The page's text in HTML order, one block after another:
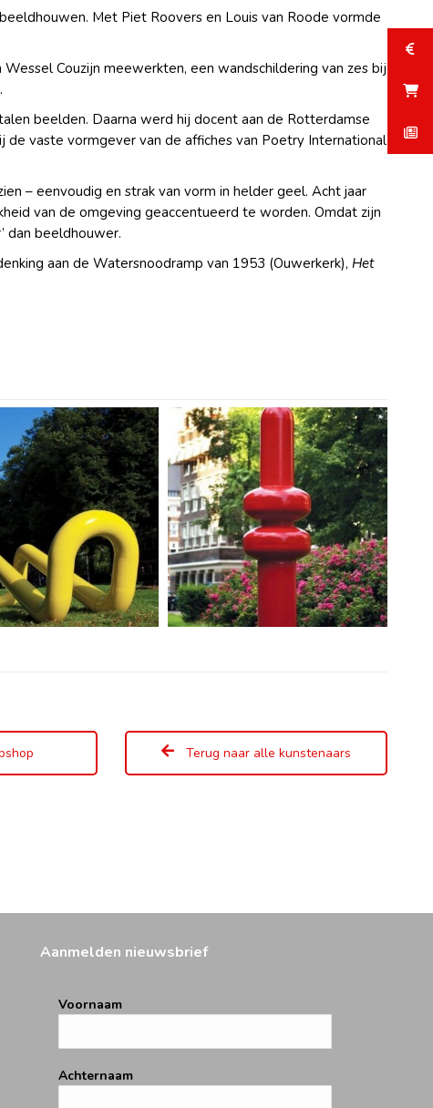
Met Piet Roovers en Louis van Roode vormde
Wessel Couzijn meewerkten, een wandschildering van zes bij
beelden. Daarna werd hij docent aan de Rotterdamse
de vaste vormgever van de affiches van Poetry International
– eenvoudig en strak van vorm in helder geel. Acht jaar
van de omgeving geaccentueerd te worden. Omdat zijn
dan beeldhouwer.
aan de Watersnoodramp van 1953 (Ouwerkerk), Het
Terug naar alle kunstenaars
Aanmelden nieuwsbrief
Voornaam
Achternaam